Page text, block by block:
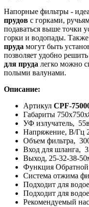
Напорные фильтры -
прудов с горками,
подаваться выше точки
горки и водопады. Также
пруда могут быть
позволяет удобно
для пруда легко можно
полыми валунами.
Описание:
Артикул CPF-
Габариты
УФ излучатель,
Напряжение, В/Гц
Объем фильтра,
Вход для шланга,
Выход, 25-32-38-
Функция
Система отжима
Подходит для
Подходит для
Рекомендуемый